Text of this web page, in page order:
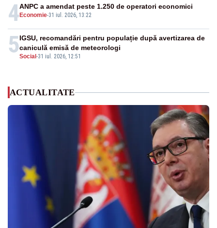
4 Economie-31 iul. 2026, 13:22
ANPC a amendat peste 1.250 de operatori economici
5Social -31 iul. 2026, 12:51
IGSU, recomandări pentru populație după avertizarea de
caniculă emisă de meteorologi
ACTUALITATE